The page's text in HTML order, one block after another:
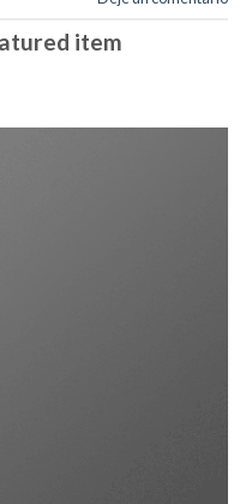
item